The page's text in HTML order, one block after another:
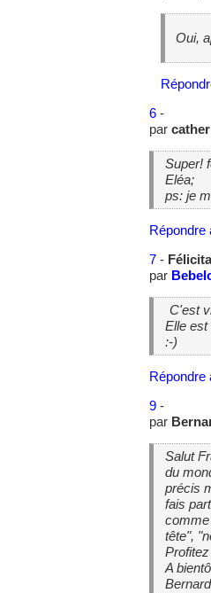
Oui,
6-
par
Super!
Eléa;
ps: je
Répondre
7-
par
C'est
Elle est
:-)
Répondre
9-
par
Salut
du
précis
fais
comme
tête",
A
Bernard